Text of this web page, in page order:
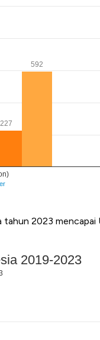
tahun 2023